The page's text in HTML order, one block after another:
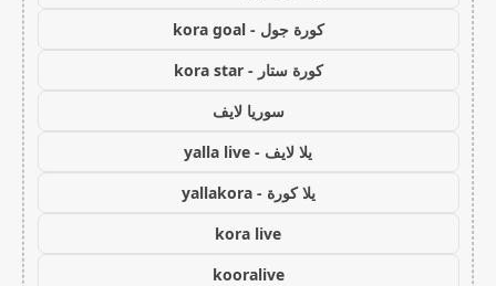
كورة جول - kora goal
كورة ستار - kora star
سوريا لايف
يلا لايف - yalla live
يلا كورة - yallakora
kora live
kooralive